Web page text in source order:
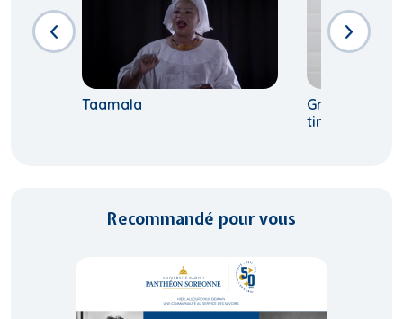
Taamala
Growing-up
time
Recommandé pour vous